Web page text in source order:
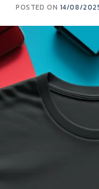
POSTED ON 14/08/